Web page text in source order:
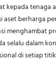
kepada tenaga
berharga
menghambat
selalu dalam
di setiap